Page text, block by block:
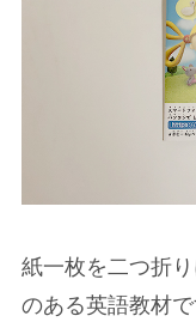
紙一枚を二つ折
のある英語教材で